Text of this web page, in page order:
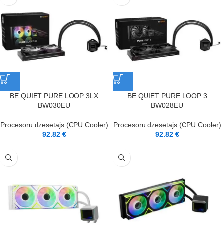
BE QUIET PURE LOOP 3LX
BW030EU
Procesoru dzesētājs (CPU Cooler)
92,82 €
BE QUIET PURE LOOP 3
BW028EU
Procesoru dzesētājs (CPU Cooler)
92,82 €